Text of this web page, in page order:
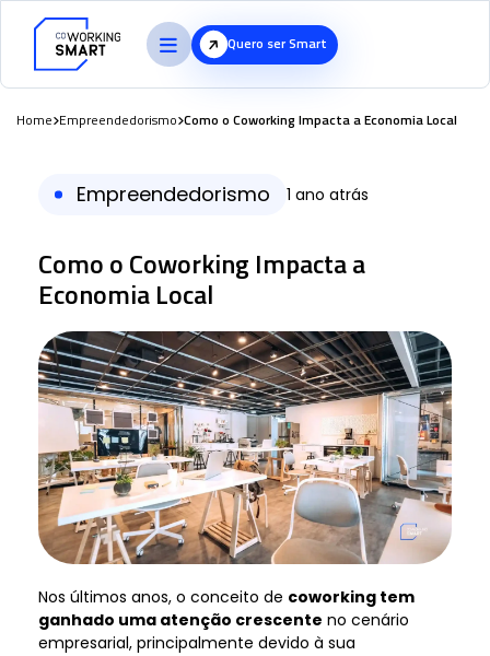
Quero ser Smart
Home Empreendedorismo Como o Coworking Impacta a Economia Local
Empreendedorismo 1 ano atrás
Como o Coworking Impacta a
Economia Local
Nos últimos anos, o conceito de coworking tem
ganhado uma atenção crescente no cenário
empresarial, principalmente devido à sua